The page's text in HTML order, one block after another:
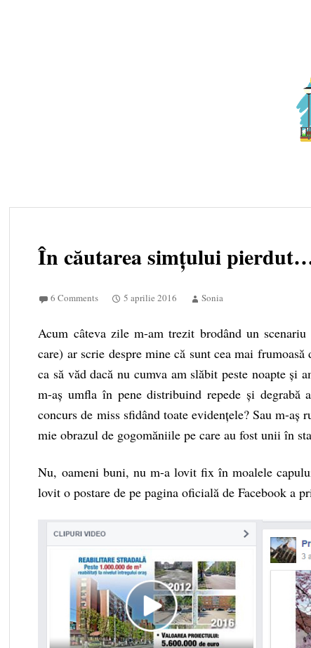
În căutarea simțului
6 Comments 5 aprilie 2016 Sonia
Acum câteva zile m-am trezit brodând un
care) ar scrie despre mine că sunt cea mai
ca să văd dacă nu cumva am slăbit peste noapte
m-aș umfla în pene distribuind repede și
concurs de miss sfidând toate evidențele? Sau m-
mie obrazul de gogomăniile pe care au fost unii în
Nu, oameni buni, nu m-a lovit fix în moalele
lovit o postare de pe pagina oficială de Facebook a